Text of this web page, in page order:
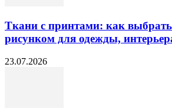
Ткани с принтами: как
рисунком для одежды,
23.07.2026